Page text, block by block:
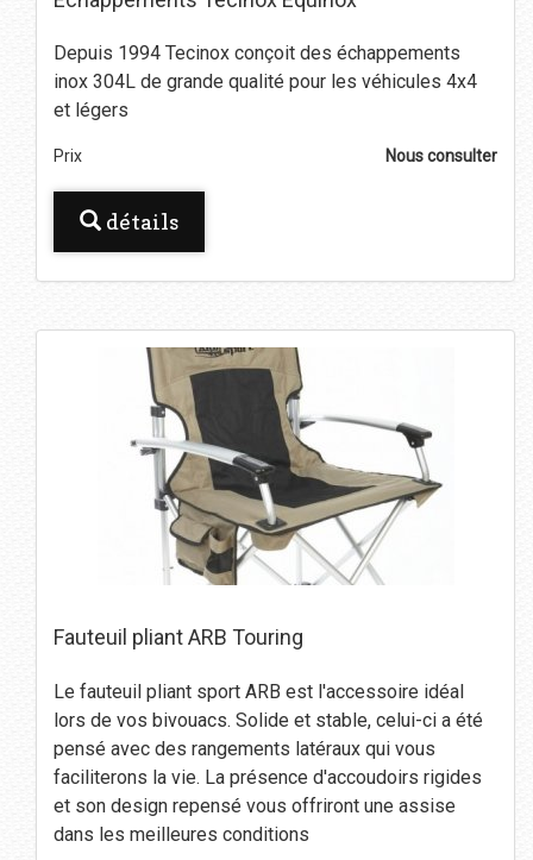
Depuis 1994 Tecinox conçoit des échappements
inox 304L de grande qualité pour les véhicules 4x4
et légers
Prix Nous consulter
détails
Fauteuil pliant ARB Touring
Le fauteuil pliant sport ARB est l'accessoire idéal
lors de vos bivouacs. Solide et stable, celui-ci a été
pensé avec des rangements latéraux qui vous
faciliterons la vie. La présence d'accoudoirs rigides
et son design repensé vous offriront une assise
dans les meilleures conditions